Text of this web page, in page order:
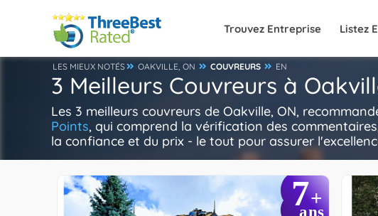
Trouvez Entreprise Listez
LES MIEUX NOTÉS OAKVILLE, ON COUVREURS EN
3 Meilleurs Couvreurs à
Les 3 meilleurs couvreurs de Oakville, ON,
Points, qui comprend la vérification des
la confiance et du prix - le tout pour assurer
7+
ans